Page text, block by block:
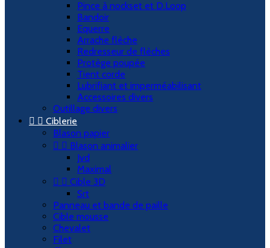
Pince à nockset et D.Loop
Bandoir
Equerre
Arrache flèche
Redresseur de flèches
Protège poupée
Tient corde
Lubrifiant et imperméabilisant
Accessoires divers
Outillage divers
  Ciblerie
Blason papier
  Blason animalier
Jvd
Maximal
  Cible 3D
Srt
Panneau et bande de paille
Cible mousse
Chevalet
Filet